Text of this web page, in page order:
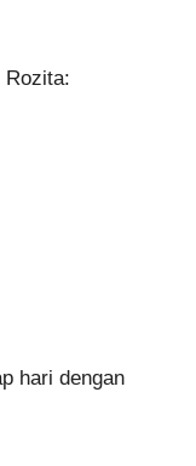
Rozita:
hari dengan